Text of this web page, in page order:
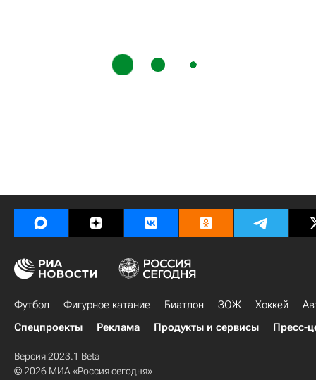
Футбол Фигурное катание Биатлон ЗОЖ Хоккей
Спецпроекты
Реклама Продукты и сервисы Пресс-
Версия 2023.1 Beta
© 2026 МИА «Россия сегодня»